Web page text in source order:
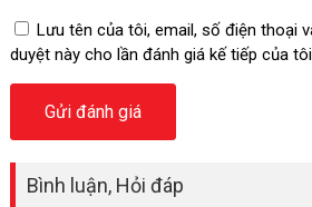
Lưu tên của tôi, email, số điện thoại
duyệt này cho lần đánh giá kế tiếp của
Bình luận, Hỏi đáp